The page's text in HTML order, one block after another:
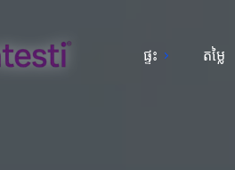
ផ្ទះ តម្លៃ